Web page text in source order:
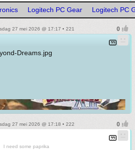
Logitech PC Gear Logitech PC
27 mei 2026 @ 17:17 • 221
27 mei 2026 @ 17:18 • 222
I need some paprika